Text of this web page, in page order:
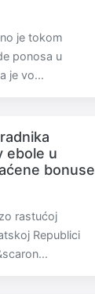
je tokom
ponosa u
je vo...
ebole u
bonuse
rastućoj
Republici